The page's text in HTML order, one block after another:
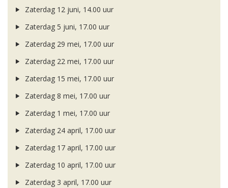
Zaterdag 12 juni, 14.00 uur
Zaterdag 5 juni, 17.00 uur
Zaterdag 29 mei, 17.00 uur
Zaterdag 22 mei, 17.00 uur
Zaterdag 15 mei, 17.00 uur
Zaterdag 8 mei, 17.00 uur
Zaterdag 1 mei, 17.00 uur
Zaterdag 24 april, 17.00 uur
Zaterdag 17 april, 17.00 uur
Zaterdag 10 april, 17.00 uur
Zaterdag 3 april, 17.00 uur